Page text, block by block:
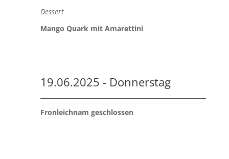
Dessert
Mango Quark mit Amarettini
19.06.2025 - Donnerstag
Fronleichnam geschlossen